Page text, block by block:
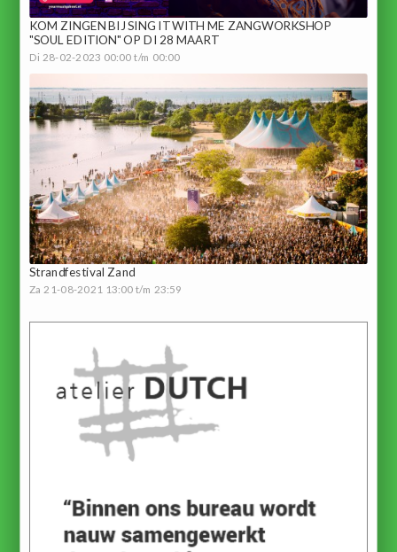
KOM ZINGEN BIJ SING IT WITH ME ZANGWORKSHOP
"SOUL EDITION" OP DI 28 MAART
Di 28-02-2023 00:00 t/m 00:00
Strandfestival Zand
Za 21-08-2021 13:00 t/m 23:59